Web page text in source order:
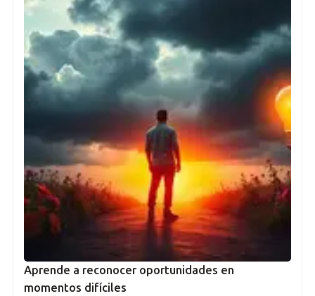
Aprende a reconocer oportunidades en
momentos difíciles